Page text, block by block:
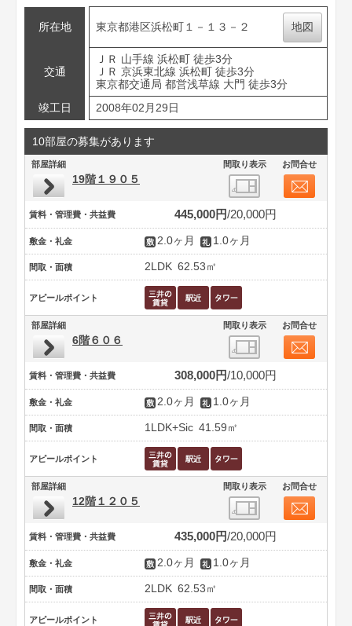
所在地 東京都港区浜松町１－１３－２ 地図
交通
ＪＲ 山手線 浜松町 徒歩3分
ＪＲ 京浜東北線 浜松町 徒歩3分
東京都交通局 都営浅草線 大門 徒歩3分
竣工日
2008年02月29日
10部屋の募集があります
部屋詳細 間取り表示 お問合せ
19階１９０５
賃料・管理費・共益費 445,000円 20,000円
敷金・礼金 2.0ヶ月 1.0ヶ月
間取・面積 2LDK 62.53㎡
アピールポイント
部屋詳細 間取り表示 お問合せ
6階６０６
賃料・管理費・共益費 308,000円 10,000円
敷金・礼金 2.0ヶ月 1.0ヶ月
間取・面積 1LDK+Sic 41.59㎡
アピールポイント
部屋詳細 間取り表示 お問合せ
12階１２０５
賃料・管理費・共益費 435,000円 20,000円
敷金・礼金 2.0ヶ月 1.0ヶ月
間取・面積 2LDK 62.53㎡
アピールポイント